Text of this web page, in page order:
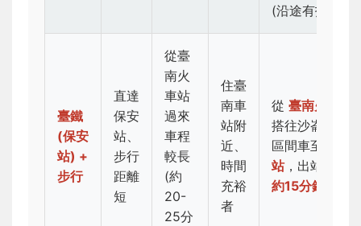
(沿途有指標)
臺鐵
(保安
站) +
步行
直達
保安
站、
步行
距離
短
從臺
南火
車站
過來
車程
較長
(約
20-
25分
住臺
南車
站附
近、
時間
充裕
者
從 臺南火車站
搭往沙崙方向
區間車至
站，出站
約15分鐘